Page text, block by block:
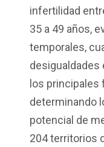
infertilidad
35 a 49 años,
temporales,
desigualdades
los principales
determinando
potencial de
204 territorios